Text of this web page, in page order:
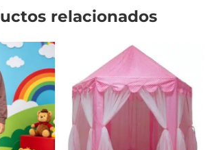
relacionados